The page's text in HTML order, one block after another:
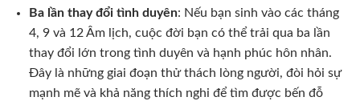
Ba lần thay đổi tình duyên: Nếu bạn sinh vào các tháng
4, 9 và 12 Âm lịch, cuộc đời bạn có thể trải qua ba lần
thay đổi lớn trong tình duyên và hạnh phúc hôn nhân.
Đây là những giai đoạn thử thách lòng người, đòi hỏi sự
mạnh mẽ và khả năng thích nghi để tìm được bến đỗ